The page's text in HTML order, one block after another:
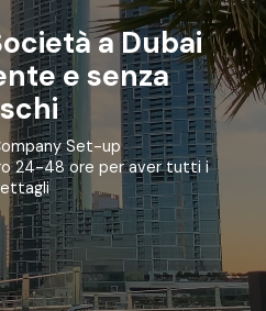
a Dubai
e senza
Set-up
24-48 ore per aver tutti i